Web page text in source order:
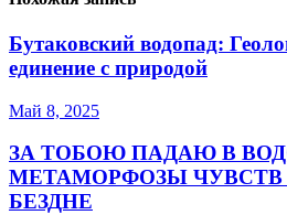
Бутаковский водопад:
единение с природой
Май 8, 2025
ЗА ТОБОЮ ПАДАЮ В
МЕТАМОРФОЗЫ ЧУВСТВ
БЕЗДНЕ